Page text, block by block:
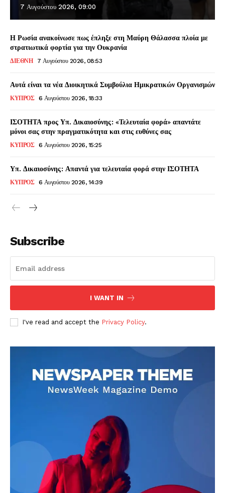
7 Αυγούστου 2026, 09:00
Η Ρωσία ανακοίνωσε πως έπληξε στη Μαύρη Θάλασσα πλοία με
στρατιωτικά φορτία για την Ουκρανία
ΔΙΕΘΝΗ 7 Αυγούστου 2026, 08:53
Αυτά είναι τα νέα Διοικητικά Συμβούλια Ημικρατικών Οργανισμών
ΚΥΠΡΟΣ 6 Αυγούστου 2026, 18:33
ΙΣΟΤΗΤΑ προς Υπ. Δικαιοσύνης: «Τελευταία φορά» απαντάτε
μόνοι σας στην πραγματικότητα και στις ευθύνες σας
ΚΥΠΡΟΣ 6 Αυγούστου 2026, 15:25
Υπ. Δικαιοσύνης: Απαντά για τελευταία φορά στην ΙΣΟΤΗΤΑ
ΚΥΠΡΟΣ 6 Αυγούστου 2026, 14:39
Subscribe
I WANT IN
I've read and accept the Privacy Policy.